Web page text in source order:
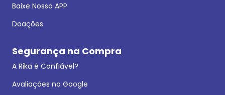
Baixe Nosso APP
Doações
Segurança na Compra
A Rika é Confiável?
Avaliações no Google